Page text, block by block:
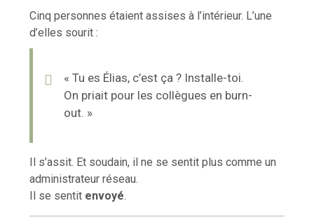
Cinq personnes étaient assises à l’intérieur. L’une
d’elles sourit :
« Tu es Élias, c’est ça ? Installe-toi.
On priait pour les collègues en burn-
out. »
Il s’assit. Et soudain, il ne se sentit plus comme un
administrateur réseau.
Il se sentit envoyé.